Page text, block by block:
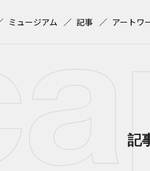
ミュージアム 記事 アートワ
記